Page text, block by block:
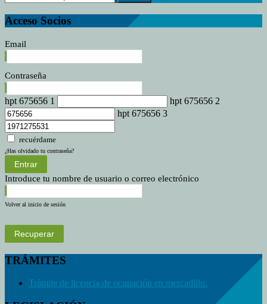
DE
Acceso Socios
Email
Contraseña
hpt 675656 1
hpt 675656 2
hpt 675656 3
recuérdame
¿Has olvidado tu contraseña?
Entrar
Introduce tu nombre de usuario o correo electrónico
Volver al inicio de sesión
Recuperar
TRÁMITES
Trámite de licencia de ocupación en mercadillo.